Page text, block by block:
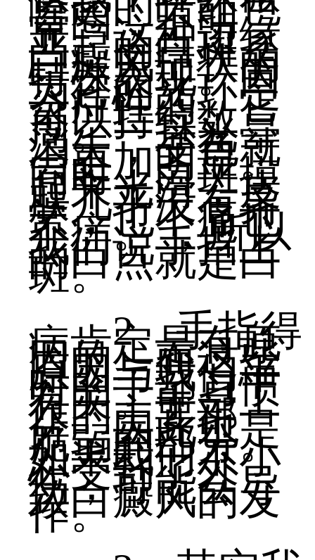
晕圈，不明
显。这种边缘
凸起的白斑是
白癜风症状的
特殊表现。因
为它的光环是
炎症性的，它
可以持续数
周。一旦光晕
消失，变色就
会更加明显。
同时，白斑摸
起来光滑，皮
肤几乎没有异
常，也不痛也
不痒。 ，所以
我们说手指上
的白点就是白
斑。
2、手指得
病肯定是有原
因的，而这些
原因与我们平
时的手部习惯
有关。手是工
作的主要部
分，因此也是
脆弱的部分。
如果我们不小
心受到了外
伤，可能会导
致白癜风的发
作。